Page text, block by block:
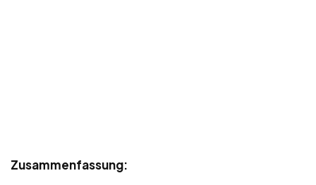
Zusammenfassung: